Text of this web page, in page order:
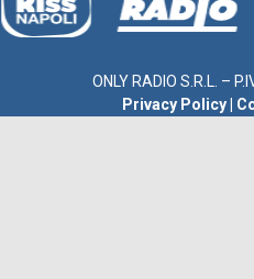
ONLY RADIO S.R.L. –
Privacy Policy